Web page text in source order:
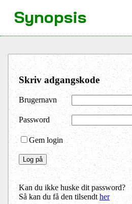
Skriv adgangskode
Brugernavn
Password
Gem login
Kan du ikke huske dit password?
Så kan du få den tilsendther
Synopsis